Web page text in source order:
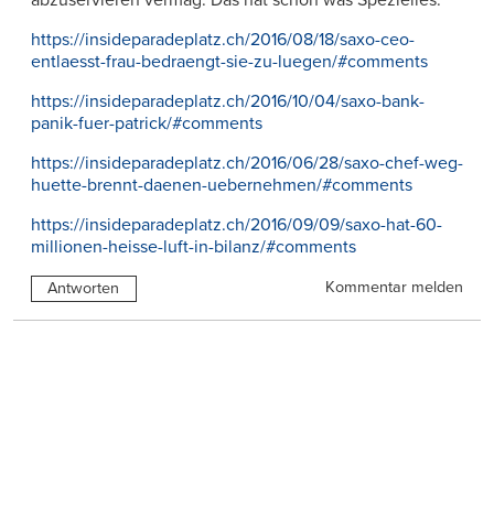
https://insideparadeplatz.ch/2016/08/18/saxo-ceo-
entlaesst-frau-bedraengt-sie-zu-luegen/#comments
https://insideparadeplatz.ch/2016/10/04/saxo-bank-
panik-fuer-patrick/#comments
https://insideparadeplatz.ch/2016/06/28/saxo-chef-weg-
huette-brennt-daenen-uebernehmen/#comments
https://insideparadeplatz.ch/2016/09/09/saxo-hat-60-
millionen-heisse-luft-in-bilanz/#comments
Antworten Kommentar melden